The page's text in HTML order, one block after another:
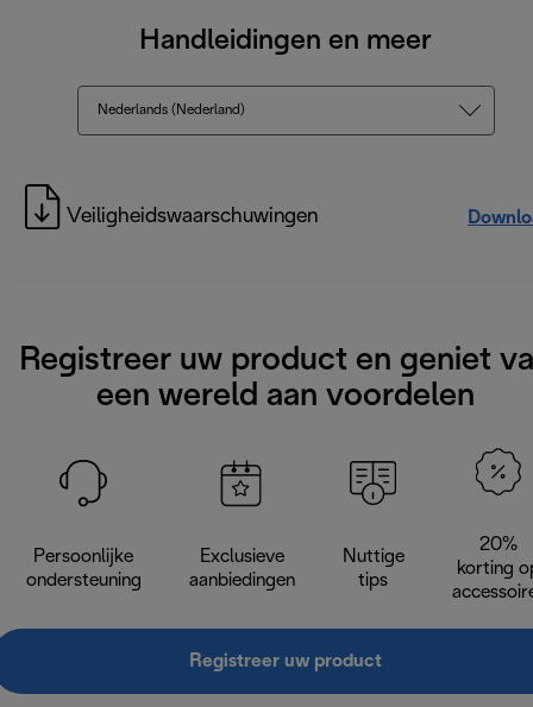
Handleidingen en meer
Nederlands (Nederland)
Veiligheidswaarschuwingen
Registreer uw product en geniet
een wereld aan voordelen
Persoonlijke
ondersteuning
Exclusieve
aanbiedingen
Nuttige
tips
20%
korting
Registreer uw product